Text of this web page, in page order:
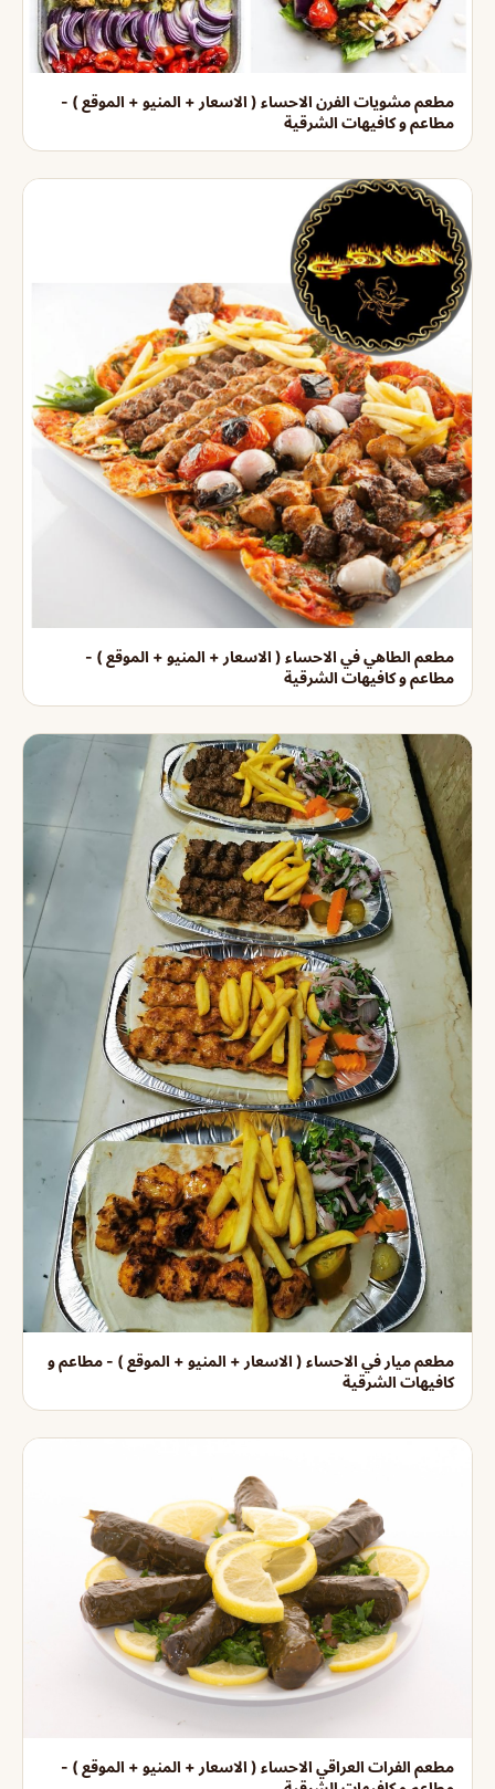
مطعم مشويات الفرن الاحساء ( الاسعار + المنيو + الموقع ) -
مطاعم و كافيهات الشرقية
مطعم الطاهي في الاحساء ( الاسعار + المنيو + الموقع ) -
مطاعم و كافيهات الشرقية
مطعم ميار في الاحساء ( الاسعار + المنيو + الموقع ) - مطاعم و
كافيهات الشرقية
مطعم الفرات العراقي الاحساء ( الاسعار + المنيو + الموقع ) -